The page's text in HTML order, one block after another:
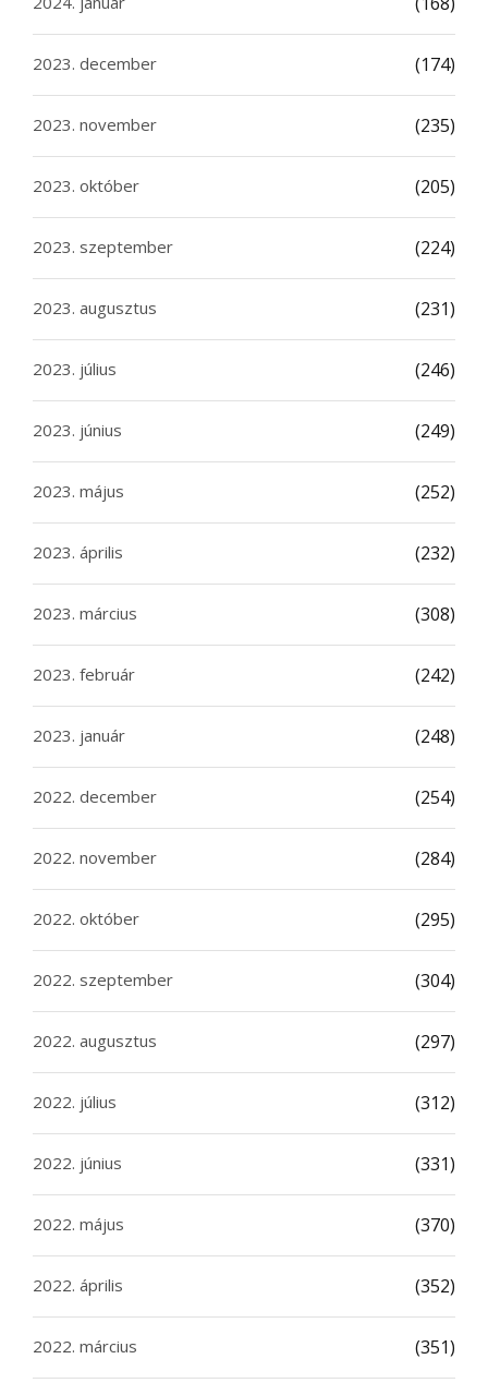
2023. december (174)
2023. november (235)
2023. október (205)
2023. szeptember (224)
2023. augusztus (231)
2023. július (246)
2023. június (249)
2023. május (252)
2023. április (232)
2023. március (308)
2023. február (242)
2023. január (248)
2022. december (254)
2022. november (284)
2022. október (295)
2022. szeptember (304)
2022. augusztus (297)
2022. július (312)
2022. június (331)
2022. május (370)
2022. április (352)
2022. március (351)